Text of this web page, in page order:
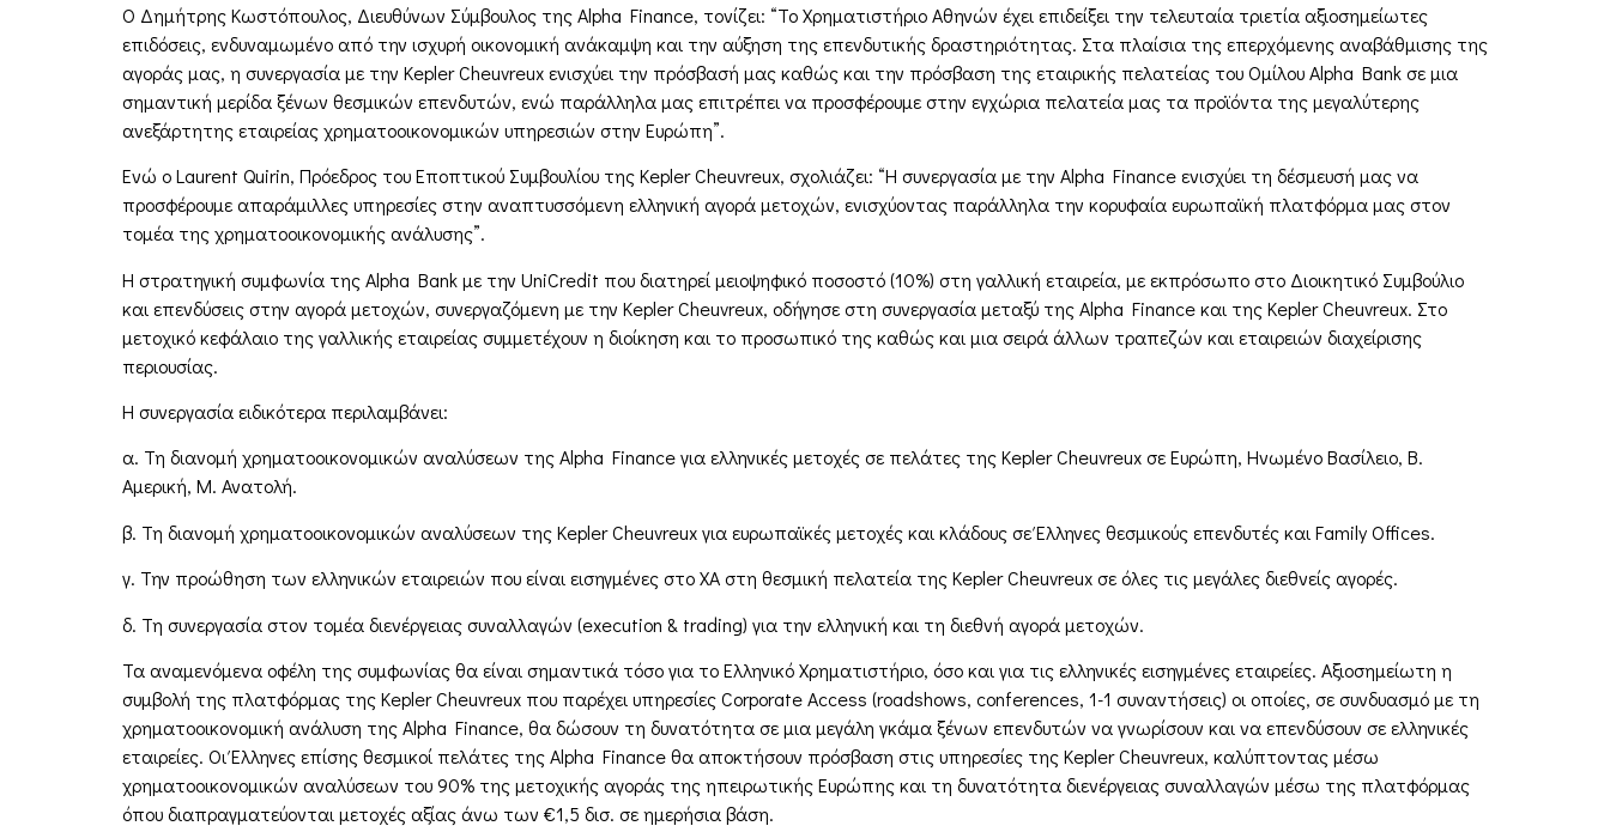
Ο Δημήτρης Κωστόπουλος, Διευθύνων Σύμβουλος της Alpha Finance, τονίζει: “Το Χρηματιστήριο Αθηνών έχει επιδείξει την τελευταία τριετία αξιοσημείωτες
επιδόσεις, ενδυναμωμένο από την ισχυρή οικονομική ανάκαμψη και την αύξηση της επενδυτικής δραστηριότητας. Στα πλαίσια της επερχόμενης αναβάθμισης της
αγοράς μας, η συνεργασία με την Kepler Cheuvreux ενισχύει την πρόσβασή μας καθώς και την πρόσβαση της εταιρικής πελατείας του Ομίλου Alpha Bank σε μια
σημαντική μερίδα ξένων θεσμικών επενδυτών, ενώ παράλληλα μας επιτρέπει να προσφέρουμε στην εγχώρια πελατεία μας τα προϊόντα της μεγαλύτερης
ανεξάρτητης εταιρείας χρηματοοικονομικών υπηρεσιών στην Ευρώπη”.
Ενώ ο Laurent Quirin, Πρόεδρος του Εποπτικού Συμβουλίου της Kepler Cheuvreux, σχολιάζει: “Η συνεργασία με την Alpha Finance ενισχύει τη δέσμευσή μας να
προσφέρουμε απαράμιλλες υπηρεσίες στην αναπτυσσόμενη ελληνική αγορά μετοχών, ενισχύοντας παράλληλα την κορυφαία ευρωπαϊκή πλατφόρμα μας στον
τομέα της χρηματοοικονομικής ανάλυσης”.
Η στρατηγική συμφωνία της Alpha Bank με την UniCredit που διατηρεί μειοψηφικό ποσοστό (10%) στη γαλλική εταιρεία, με εκπρόσωπο στο Διοικητικό Συμβούλιο
και επενδύσεις στην αγορά μετοχών, συνεργαζόμενη με την Kepler Cheuvreux, οδήγησε στη συνεργασία μεταξύ της Alpha Finance και της Kepler Cheuvreux. Στο
μετοχικό κεφάλαιο της γαλλικής εταιρείας συμμετέχουν η διοίκηση και το προσωπικό της καθώς και μια σειρά άλλων τραπεζών και εταιρειών διαχείρισης
περιουσίας.
Η συνεργασία ειδικότερα περιλαμβάνει:
α. Τη διανομή χρηματοοικονομικών αναλύσεων της Alpha Finance για ελληνικές μετοχές σε πελάτες της Kepler Cheuvreux σε Ευρώπη, Ηνωμένο Βασίλειο, Β.
Αμερική, Μ. Ανατολή.
β. Τη διανομή χρηματοοικονομικών αναλύσεων της Kepler Cheuvreux για ευρωπαϊκές μετοχές και κλάδους σε Έλληνες θεσμικούς επενδυτές και Family Offices.
γ. Την προώθηση των ελληνικών εταιρειών που είναι εισηγμένες στο ΧΑ στη θεσμική πελατεία της Kepler Cheuvreux σε όλες τις μεγάλες διεθνείς αγορές.
δ. Τη συνεργασία στον τομέα διενέργειας συναλλαγών (execution & trading) για την ελληνική και τη διεθνή αγορά μετοχών.
Τα αναμενόμενα οφέλη της συμφωνίας θα είναι σημαντικά τόσο για το Ελληνικό Χρηματιστήριο, όσο και για τις ελληνικές εισηγμένες εταιρείες. Αξιοσημείωτη η
συμβολή της πλατφόρμας της Kepler Cheuvreux που παρέχει υπηρεσίες Corporate Access (roadshows, conferences, 1-1 συναντήσεις) οι οποίες, σε συνδυασμό με τη
χρηματοοικονομική ανάλυση της Alpha Finance, θα δώσουν τη δυνατότητα σε μια μεγάλη γκάμα ξένων επενδυτών να γνωρίσουν και να επενδύσουν σε ελληνικές
εταιρείες. Οι Έλληνες επίσης θεσμικοί πελάτες της Alpha Finance θα αποκτήσουν πρόσβαση στις υπηρεσίες της Kepler Cheuvreux, καλύπτοντας μέσω
χρηματοοικονομικών αναλύσεων του 90% της μετοχικής αγοράς της ηπειρωτικής Ευρώπης και τη δυνατότητα διενέργειας συναλλαγών μέσω της πλατφόρμας
όπου διαπραγματεύονται μετοχές αξίας άνω των €1,5 δισ. σε ημερήσια βάση.